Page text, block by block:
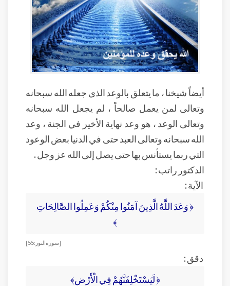
أيضاً شيخنا ، ما يتعلق بالوعد الذي جعله الله سبحانه
وتعالى لمن يعمل صالحاً ، لم يجعل الله سبحانه
وتعالى الوعد ، هو وعد نهاية الأخير في الجنة ، وعد
الله سبحانه وتعالى العبد حتى في الدنيا بعض الوعود
التي ربما يستأنس بها حتى يصل إلى الله عز وجل .
الدكتور راتب :
الآية :
﴿ وَعَدَ اللَّهُ الَّذِينَ آمَنُوا مِنْكُمْ وَعَمِلُوا الصَّالِحَاتِ
﴾
[ سورة النور : 55]
دقق :
﴿ لَيَسْتَخْلِفَنَّهُمْ فِي الْأَرْضِ﴾